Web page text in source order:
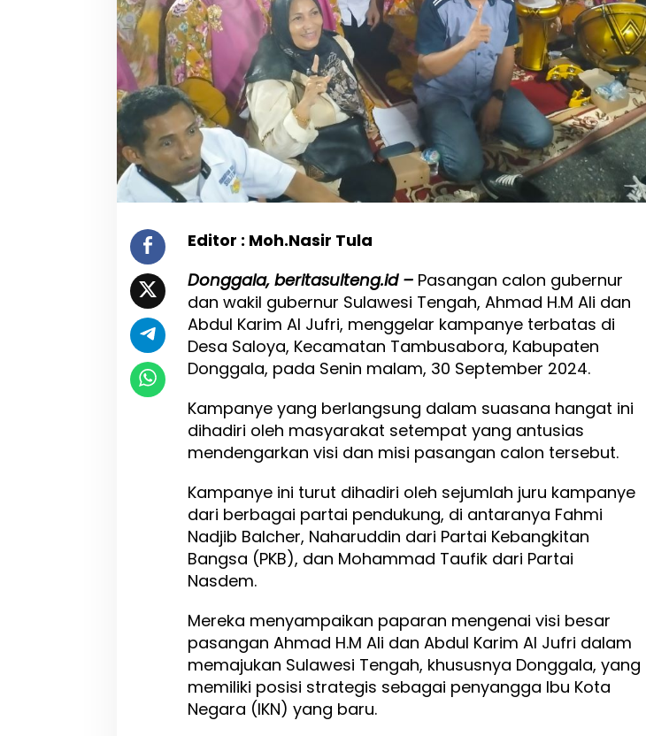
,
P
a
a
n
a
n
B
e
A
J
a
d
k
a
n
o
n
g
g
l
a
P
e
n
n
g
g
a
K
N
Editor : Moh.Nasir Tula
Donggala, beritasulteng.id – Pasangan calon gubernur
dan wakil gubernur Sulawesi Tengah, Ahmad H.M Ali dan
Abdul Karim Al Jufri, menggelar kampanye terbatas di
Desa Saloya, Kecamatan Tambusabora, Kabupaten
Donggala, pada Senin malam, 30 September 2024.
Kampanye yang berlangsung dalam suasana hangat ini
dihadiri oleh masyarakat setempat yang antusias
mendengarkan visi dan misi pasangan calon tersebut.
Kampanye ini turut dihadiri oleh sejumlah juru kampanye
dari berbagai partai pendukung, di antaranya Fahmi
Nadjib Balcher, Naharuddin dari Partai Kebangkitan
Bangsa (PKB), dan Mohammad Taufik dari Partai
Nasdem.
Mereka menyampaikan paparan mengenai visi besar
pasangan Ahmad H.M Ali dan Abdul Karim Al Jufri dalam
memajukan Sulawesi Tengah, khususnya Donggala, yang
memiliki posisi strategis sebagai penyangga Ibu Kota
Negara (IKN) yang baru.